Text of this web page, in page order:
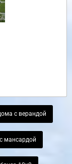
с верандой
мансардой